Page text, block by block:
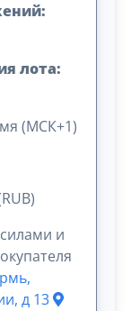
лота:
(МСК+1)
и
д 13